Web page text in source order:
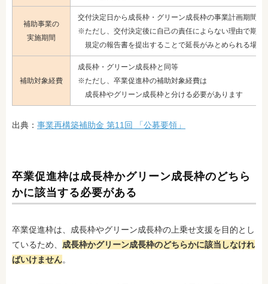
補助事業の
実施期間
交付決定日から成長枠・グリーン成長枠の事業計画期間終
※ただし、交付決定後に自己の責任によらない理由で期間
規定の報告書を提出することで延長がみとめられる場合
補助対象経費
成長枠・グリーン成長枠と同等
※ただし、卒業促進枠の補助対象経費は
成長枠やグリーン成長枠と分ける必要があります
出典： 事業再構築補助金 第11回 「公募要領」
卒業促進枠は成長枠かグリーン成長枠のどちら
かに該当する必要がある
卒業促進枠は、成長枠やグリーン成長枠の上乗せ支援を目的とし
ているため、 成長枠かグリーン成長枠のどちらかに該当しなけれ
ばいけません。